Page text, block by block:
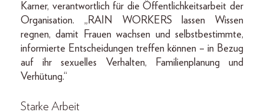
Karner, verantwortlich für die Öffentlichkeitsarbeit der
Organisation. „RAIN WORKERS lassen Wissen
regnen, damit Frauen wachsen und selbstbestimmte,
informierte Entscheidungen treffen können – in Bezug
auf ihr sexuelles Verhalten, Familienplanung und
Verhütung.“
Starke Arbeit